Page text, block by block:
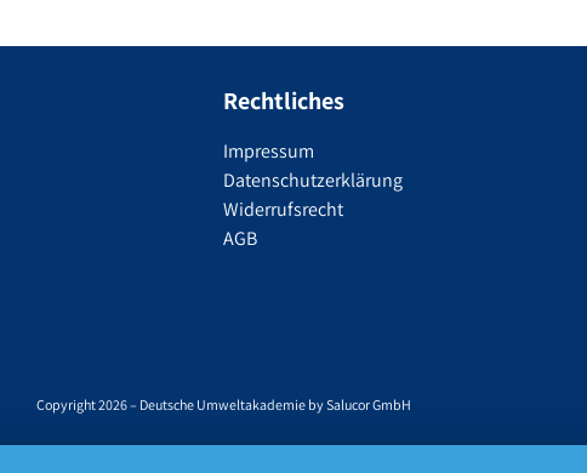
Rechtliches
Impressum
Datenschutzerklärung
Widerrufsrecht
AGB
Copyright 2026 – Deutsche Umweltakademie by Salucor GmbH